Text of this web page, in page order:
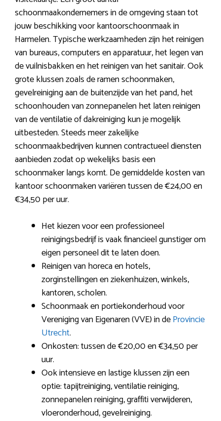
schoonmaakondernemers in de omgeving staan tot
jouw beschikking voor kantoorschoonmaak in
Harmelen. Typische werkzaamheden zijn het reinigen
van bureaus, computers en apparatuur, het legen van
de vuilnisbakken en het reinigen van het sanitair. Ook
grote klussen zoals de ramen schoonmaken,
gevelreiniging aan de buitenzijde van het pand, het
schoonhouden van zonnepanelen het laten reinigen
van de ventilatie of dakreiniging kun je mogelijk
uitbesteden. Steeds meer zakelijke
schoonmaakbedrijven kunnen contractueel diensten
aanbieden zodat op wekelijks basis een
schoonmaker langs komt. De gemiddelde kosten van
kantoor schoonmaken variëren tussen de €24,00 en
€34,50 per uur.
Het kiezen voor een professioneel
reinigingsbedrijf is vaak financieel gunstiger om
eigen personeel dit te laten doen.
Reinigen van horeca en hotels,
zorginstellingen en ziekenhuizen, winkels,
kantoren, scholen.
Schoonmaak en portiekonderhoud voor
Vereniging van Eigenaren (VVE) in deProvincie
Utrecht.
Onkosten: tussen de €20,00 en €34,50 per
uur.
Ook intensieve en lastige klussen zijn een
optie: tapijtreiniging, ventilatie reiniging,
zonnepanelen reiniging, graffiti verwijderen,
vloeronderhoud, gevelreiniging.